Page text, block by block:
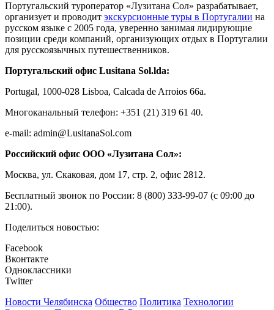
Португальский туроператор «Лузитана Сол» разрабатывает,
организует и проводит экскурсионные туры в Португалии на
русском языке с 2005 года, уверенно занимая лидирующие
позиции среди компаний, организующих отдых в Португалии
для русскоязычных путешественников.
Португальский офис Lusitana Sol.lda:
Portugal, 1000-028 Lisboa, Calcada de Arroios 66a.
Многоканальный телефон: +351 (21) 319 61 40.
e-mail: admin@LusitanaSol.com
Российский офис ООО «Лузитана Сол»:
Москва, ул. Скаковая, дом 17, стр. 2, офис 2812.
Бесплатный звонок по России: 8 (800) 333-99-07 (с 09:00 до
21:00).
Поделиться новостью:
Facebook
Вконтакте
Одноклассники
Twitter
Новости Челябинска Общество Политика Технологии